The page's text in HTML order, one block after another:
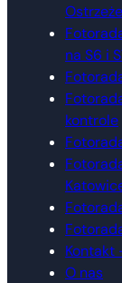
na S6 i
kontrole
Kontakt
O nas